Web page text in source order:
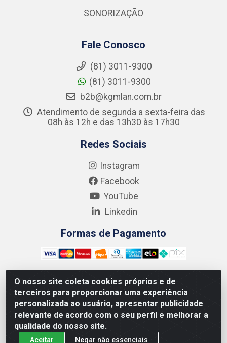
O nosso site coleta cookies próprios e de
terceiros para proporcionar uma experiência
personalizada ao usuário, apresentar publicidade
relevante de acordo com o seu perfil e melhorar a
qualidade do nosso site.
Aceitar Negar não essenciais
SONORIZAÇÃO
Fale Conosco
(81) 3011-9300
(81) 3011-9300
b2b@kgmlan.com.br
Atendimento de segunda a sexta-feira das
08h às 12h e das 13h30 às 17h30
Redes Sociais
Instagram
Facebook
YouTube
Linkedin
Formas de Pagamento
Kgmlan Distribuidora LTDA - CNPJ 18.217.682/0001-54 -
Rua Pedro de Barros Cavalcante, 58 - Bultrins, Olinda/PE
- CEP 53320-110